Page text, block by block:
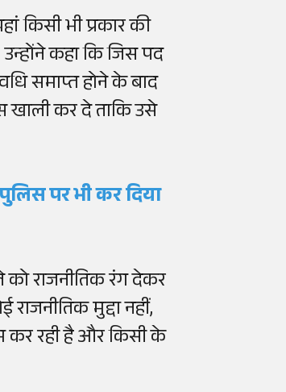
किसी भी प्रकार की
कहा कि जिस पद
समाप्त होने के बाद
खाली कर दे ताकि उसे
पर भी कर दिया
को राजनीतिक रंग देकर
मुद्दा नहीं,
कर रही है और किसी के